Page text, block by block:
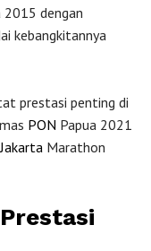
dengan
kebangkitannya
prestasi penting di
PON Papua 2021
Jakarta Marathon